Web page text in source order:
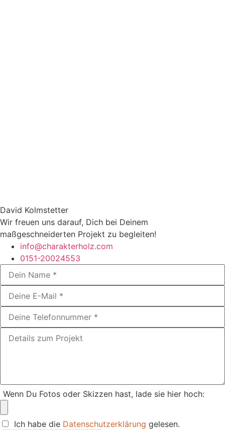
David Kolmstetter
Wir freuen uns darauf, Dich bei Deinem
maßgeschneiderten Projekt zu begleiten!
info@charakterholz.com
0151-20024553
Wenn Du Fotos oder Skizzen hast, lade sie hier hoch:
Ich habe die Datenschutzerklärung gelesen.